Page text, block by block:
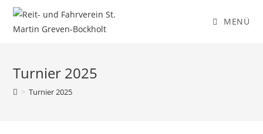
MENÜ
Turnier 2025
> Turnier 2025